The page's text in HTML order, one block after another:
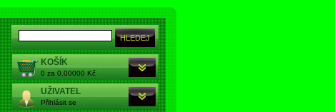
KOŠÍK
0 za 0,00000 Kč
UŽIVATEL
Přihlásit se